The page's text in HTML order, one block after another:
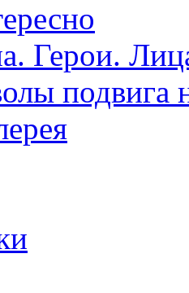
Герои.
подвига